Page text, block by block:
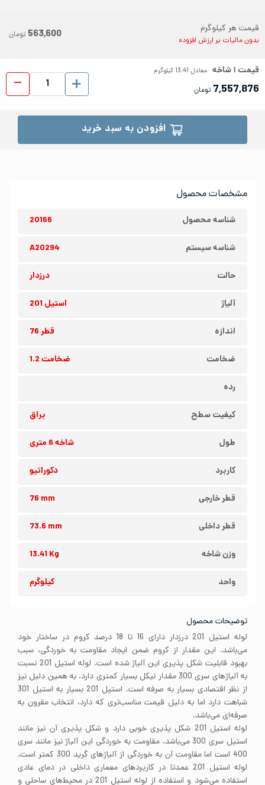
مشخصات محصول
شناسه محصول 20166
شناسه سیستم A20294
حالت درزدار
آلیاژ استیل 201
اندازه قطر 76
ضخامت ضخامت 1.2
رده
کیفیت سطح براق
طول شاخه 6 متری
کاربرد دکوراتیو
قطر خارجی 76 mm
قطر داخلی 73.6 mm
وزن شاخه 13.41 Kg
واحد کیلوگرم
توضیحات محصول
لوله استیل 201 درزدار دارای 16 تا 18 درصد کروم در ساختار خود
می‌باشد. این مقدار از کروم ضمن ایجاد مقاومت به خوردگی، سبب
بهبود قابلیت شکل پذیری این آلیاژ شده است. لوله استیل 201 نسبت
به آلیاژهای سری 300 مقدار نیکل بسیار کمتری دارد. به همین دلیل نیز
از نظر اقتصادی بسیار به صرفه است. استیل 201 بسیار به استیل 301
شباهت دارد اما به دلیل قیمت مناسب‌تری که دارد، انتخاب مقرون به
صرفه‌ای می‌باشد.
لوله استیل 201 شکل پذیری خوبی دارد و شکل پذیری آن نیز مانند
استیل سری 300 می‌باشد. مقاومت به خوردگی این آلیاژ نیز مانند سری
400 است اما مقاومت آن به خوردگی از آلیاژهای گرید 300 کمتر است.
لوله استیل 201 عمدتا در کاربردهای معماری داخلی در دمای عادی
استفاده می‌شود و استفاده از لوله استیل 201 در محیط‌های ساحلی و
قیمت هر کیلوگرم
بدون مالیات بر ارزش افزوده 563,600 تومان
قیمت ۱شاخه معادل 13.41 کیلوگرم
7,557,876 تومان
افزودن به سبد خرید